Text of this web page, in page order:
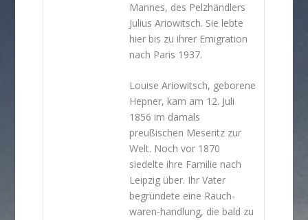
Mannes, des Pelzhändlers
Julius Ariowitsch. Sie lebte
hier bis zu ihrer Emigration
nach Paris 1937.
Louise Ariowitsch, geborene
Hepner, kam am 12. Juli
1856 im damals
preußischen Meseritz zur
Welt. Noch vor 1870
siedelte ihre Familie nach
Leipzig über. Ihr Vater
begründete eine Rauch-
waren-handlung, die bald zu